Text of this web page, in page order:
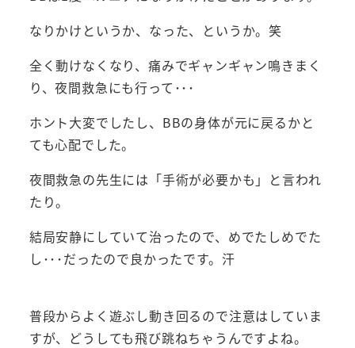
なりかけというか、なった、というか。笑
全く動けなくなり、痛みでギャンギャン鳴きまく
り、夜間救急にも行って･･･
ホント大変でしたし、BBの身体が元に戻るかと
ても心配でした。
夜間救急の先生には「手術が必要かも」と言われ
たり。
結局安静にしていて治ったので、めでたしめでた
し･･･だったので良かったです。汗
普段からよく遊ぶし動き回るので注意はしていま
すが、どうしても飛び跳ねちゃうんですよね。